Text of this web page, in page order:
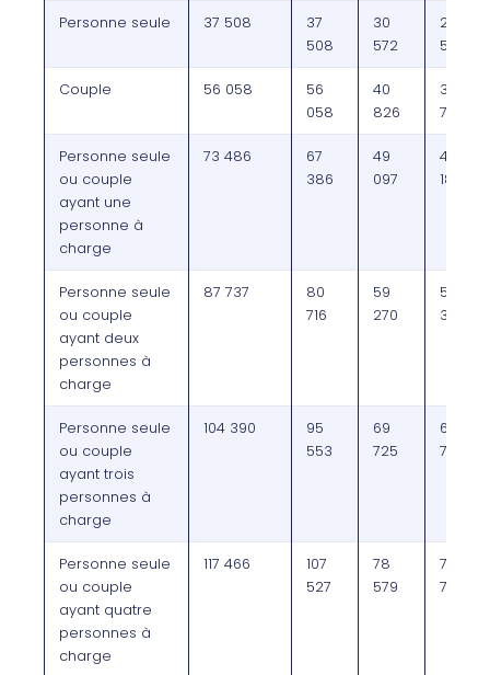
Personne seule 37 508
37
508
30
572
27
515
Couple 56 058
56
058
40
826
36
743
Personne seule
ou couple
ayant une
personne à
charge
73 486
67
386
49
097
44
187
Personne seule
ou couple
ayant deux
personnes à
charge
87 737
80
716
59
270
53
344
Personne seule
ou couple
ayant trois
personnes à
charge
104 390
95
553
69
725
62
753
Personne seule
ou couple
ayant quatre
personnes à
charge
117 466
107
527
78
579
70
721